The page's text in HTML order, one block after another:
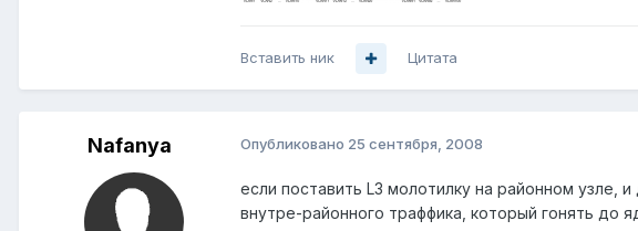
Вставить ник Цитата
Nafanya Опубликовано 25 сентября, 2008
если поставить L3 молотилку на районном узле,
внутре-районного траффика, который гонять до